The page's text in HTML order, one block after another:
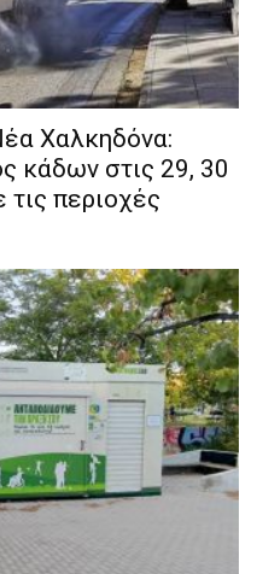
Χαλκηδόνα:
κάδων στις 29, 30
τις περιοχές